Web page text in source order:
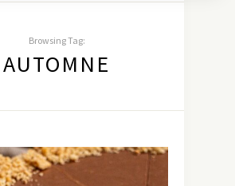
Browsing Tag:
AUTOMNE